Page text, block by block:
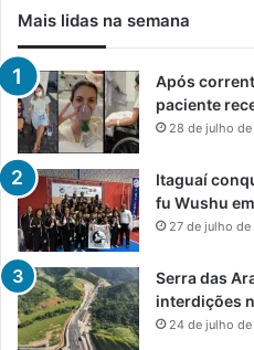
Mais lidas na semana
Após
paciente
28 de julho
Itaguaí
fu Wushu
27 de julho
Serra das
interdições
24 de julho